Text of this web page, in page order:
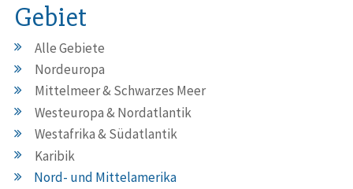
Gebiet
Alle Gebiete
Nordeuropa
Mittelmeer & Schwarzes Meer
Westeuropa & Nordatlantik
Westafrika & Südatlantik
Karibik
Nord- und Mittelamerika